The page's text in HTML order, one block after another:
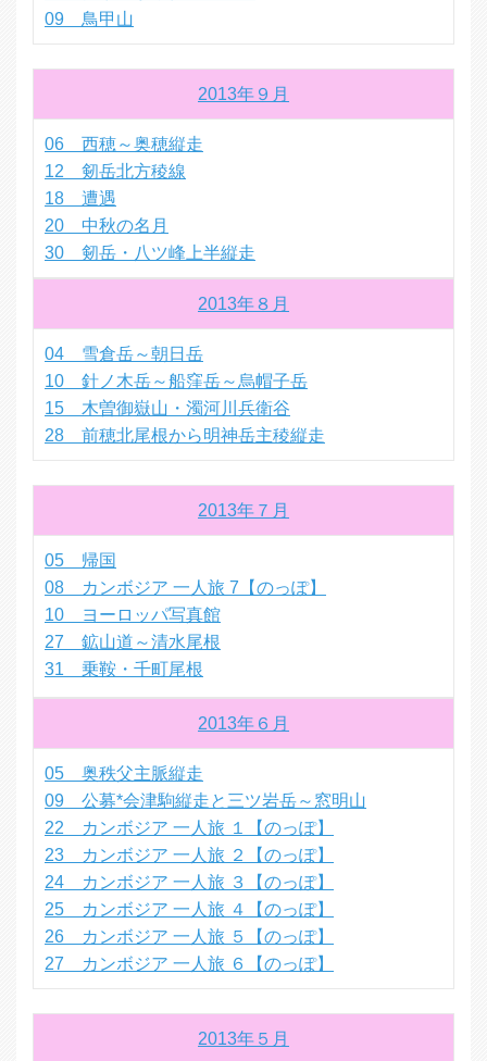
09 鳥甲山
2013年９月
06 西穂～奥穂縦走
12 剱岳北方稜線
18 遭遇
20 中秋の名月
30 剱岳・八ツ峰上半縦走
2013年８月
04 雪倉岳～朝日岳
10 針ノ木岳～船窪岳～烏帽子岳
15 木曽御嶽山・濁河川兵衛谷
28 前穂北尾根から明神岳主稜縦走
2013年７月
05 帰国
08 カンボジア 一人旅 7【のっぽ】
10 ヨーロッパ写真館
27 鉱山道～清水尾根
31 乗鞍・千町尾根
2013年６月
05 奥秩父主脈縦走
09 公募*会津駒縦走と三ツ岩岳～窓明山
22 カンボジア 一人旅 １【のっぽ】
23 カンボジア 一人旅 ２【のっぽ】
24 カンボジア 一人旅 ３【のっぽ】
25 カンボジア 一人旅 ４【のっぽ】
26 カンボジア 一人旅 ５【のっぽ】
27 カンボジア 一人旅 ６【のっぽ】
2013年５月